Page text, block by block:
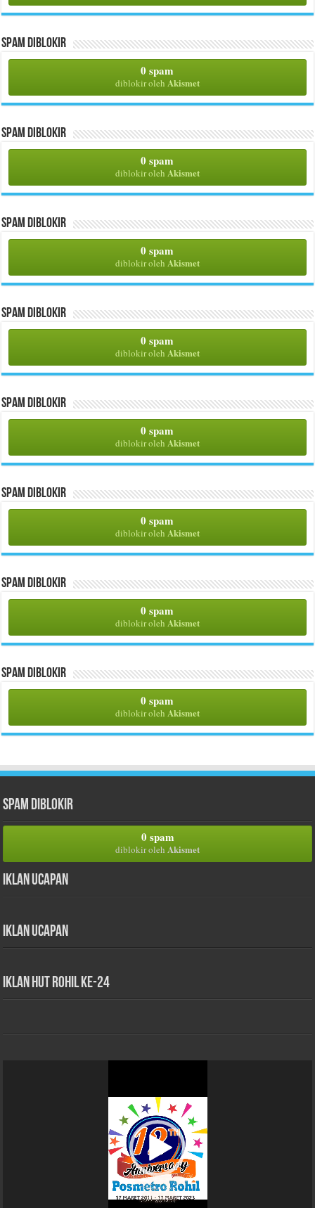
Spam Diblokir
0 spam
diblokir oleh Akismet
Spam Diblokir
0 spam
diblokir oleh Akismet
Spam Diblokir
0 spam
diblokir oleh Akismet
Spam Diblokir
0 spam
diblokir oleh Akismet
Spam Diblokir
0 spam
diblokir oleh Akismet
Spam Diblokir
0 spam
diblokir oleh Akismet
Spam Diblokir
0 spam
diblokir oleh Akismet
Spam Diblokir
0 spam
diblokir oleh Akismet
Spam Diblokir
0 spam
diblokir oleh Akismet
Iklan Ucapan
Iklan Ucapan
iklan HUT Rohil Ke-24